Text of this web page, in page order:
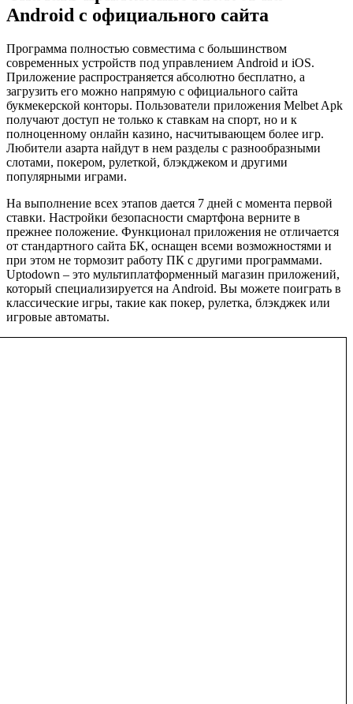
Android с официального сайта
Программа полностью совместима с большинством
современных устройств под управлением Android и iOS.
Приложение распространяется абсолютно бесплатно, а
загрузить его можно напрямую с официального сайта
букмекерской конторы. Пользователи приложения Melbet Apk
получают доступ не только к ставкам на спорт, но и к
полноценному онлайн казино, насчитывающем более игр.
Любители азарта найдут в нем разделы с разнообразными
слотами, покером, рулеткой, блэкджеком и другими
популярными играми.
На выполнение всех этапов дается 7 дней с момента первой
ставки. Настройки безопасности смартфона верните в
прежнее положение. Функционал приложения не отличается
от стандартного сайта БК, оснащен всеми возможностями и
при этом не тормозит работу ПК с другими программами.
Uptodown – это мультиплатформенный магазин приложений,
который специализируется на Android. Вы можете поиграть в
классические игры, такие как покер, рулетка, блэкджек или
игровые автоматы.